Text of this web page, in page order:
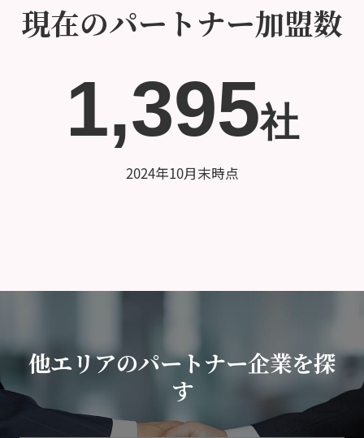
現在のパートナー加盟数
1,395社
2024年10月末時点
他エリアのパートナー企業を探
す